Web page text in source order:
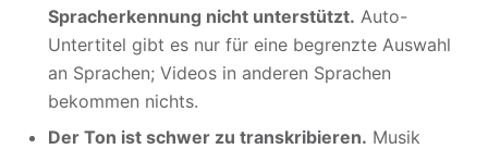
Spracherkennung nicht unterstützt. Auto-
Untertitel gibt es nur für eine begrenzte Auswahl
an Sprachen; Videos in anderen Sprachen
bekommen nichts.
Der Ton ist schwer zu transkribieren. Musik